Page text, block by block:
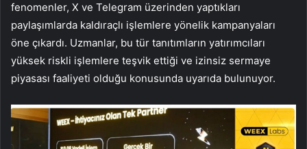
fenomenler, X ve Telegram üzerinden yaptıkları
paylaşımlarda kaldıraçlı işlemlere yönelik kampanyaları
öne çıkardı. Uzmanlar, bu tür tanıtımların yatırımcıları
yüksek riskli işlemlere teşvik ettiği ve izinsiz sermaye
piyasası faaliyeti olduğu konusunda uyarıda bulunuyor.